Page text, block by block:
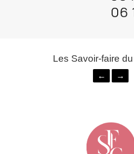
Les Savoir-faire
← →